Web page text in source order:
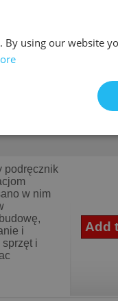
życie,
podręcznik
w nim
i
sprzęt i
By using our website